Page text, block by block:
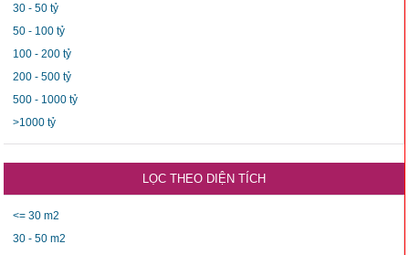
30 - 50 tỷ
50 - 100 tỷ
100 - 200 tỷ
200 - 500 tỷ
500 - 1000 tỷ
>1000 tỷ
LỌC THEO DIỆN TÍCH
<= 30 m2
30 - 50 m2